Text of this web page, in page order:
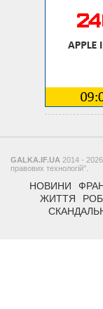
GALKA.IF.UA 2014 -
правових технологій".
НОВИНИ
ЖИТТЯ